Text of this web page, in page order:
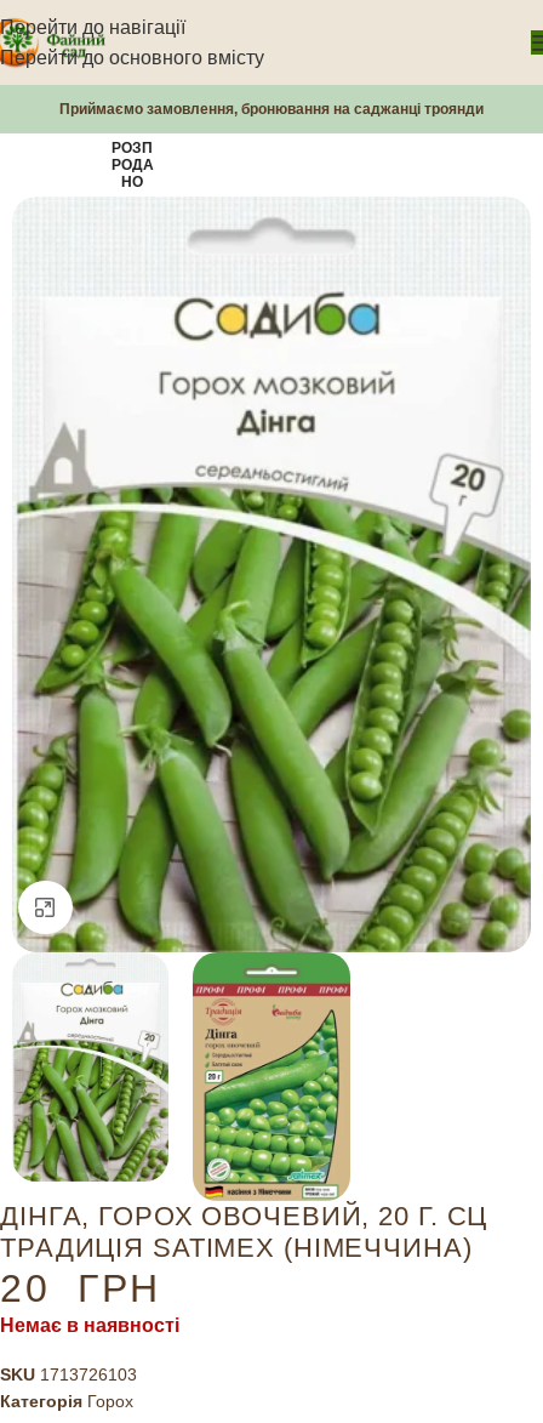
Перейти до навігації
Перейти до основного вмісту
Приймаємо замовлення, бронювання на саджанці троянди
РОЗП
РОДА
НО
Натисніть, щоб збільшити
ДІНГА, ГОРОХ ОВОЧЕВИЙ, 20 Г. СЦ
ТРАДИЦІЯ SATIMEX (НІМЕЧЧИНА)
20 ГРН
Немає в наявності
SKU 1713726103
Категорія Горох